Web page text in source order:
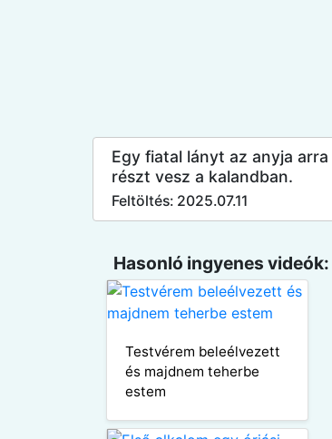
Egy fiatal lányt az anyja
részt vesz a kalandban.
Feltöltés: 2025.07.11
Hasonló ingyenes videók:
Testvérem beleélvezett
és majdnem teherbe
estem